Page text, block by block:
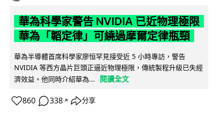
華為科學家警告 NVIDIA 已近物理極限
華為「韜定律」可繞過摩爾定律瓶頸
華為半導體首席科學家廖恒罕見接受近 5 小時專訪，警告
NVIDIA 等西方晶片巨頭正逼近物理極限，傳統製程升級已失經
濟效益。他同時介紹華為...
閱讀全文
860 338 ↗ 分享